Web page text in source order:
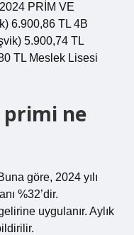
PRİM VE
6.900,86 TL 4B
5.900,74 TL
TL Meslek Lisesi
primi ne
göre, 2024 yılı
%32’dir.
uygulanır. Aylık